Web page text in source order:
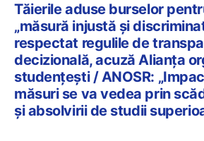
Tăierile aduse burselor
„măsură injustă și
respectat regulile de
decizională, acuză Alianța
studențești / ANOSR:
măsuri se va vedea prin
și absolvirii de studii